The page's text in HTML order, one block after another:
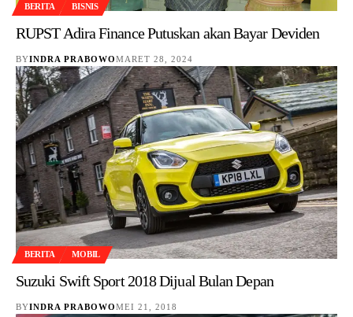
BERITA BISNIS
RUPST Adira Finance Putuskan akan Bayar Deviden
BYINDRA PRABOWOMARET 28, 2024
BERITA MOBIL
Suzuki Swift Sport 2018 Dijual Bulan Depan
BYINDRA PRABOWOMEI 21, 2018